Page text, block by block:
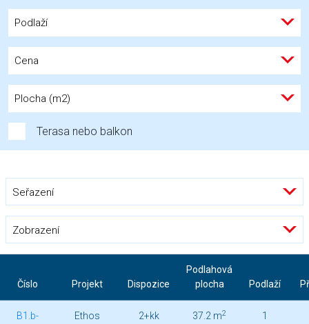
Podlaží
Cena
Plocha (m2)
Terasa nebo balkon
Seřazení
Zobrazení
Číslo Projekt Dispozice
Podlahová
plocha
Podlaží
B1.b-
Ethos
2+kk 37.2 m2 1